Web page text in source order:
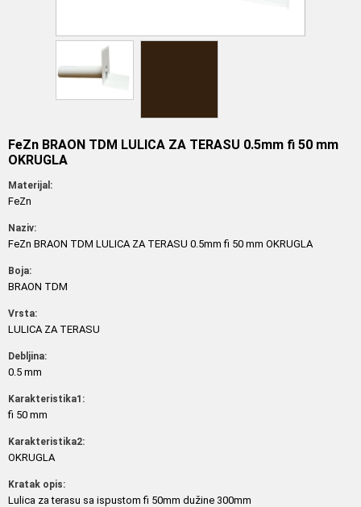
FeZn BRAON TDM LULICA ZA TERASU 0.5mm fi 50 mm
OKRUGLA
Materijal:
FeZn
Naziv:
FeZn BRAON TDM LULICA ZA TERASU 0.5mm fi 50 mm OKRUGLA
Boja:
BRAON TDM
Vrsta:
LULICA ZA TERASU
Debljina:
0.5 mm
Karakteristika1:
fi 50 mm
Karakteristika2:
OKRUGLA
Kratak opis:
Lulica za terasu sa ispustom fi 50mm dužine 300mm